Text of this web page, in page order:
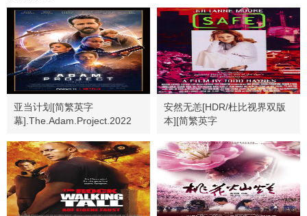
亚当计划[简繁英字
幕].The.Adam.Project.2022
安然无恙[HDR/杜比视界双版
本][简繁英字